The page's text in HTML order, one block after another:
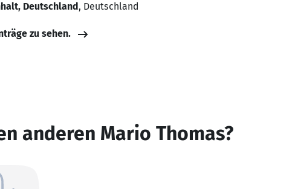
Deutschland, Deutschland
zu sehen.
anderen Mario Thomas?